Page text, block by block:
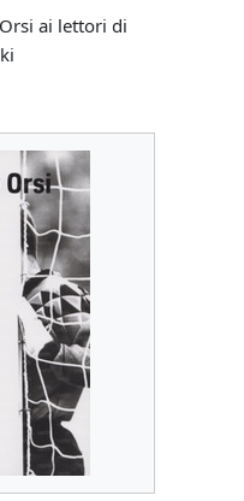
ai lettori di